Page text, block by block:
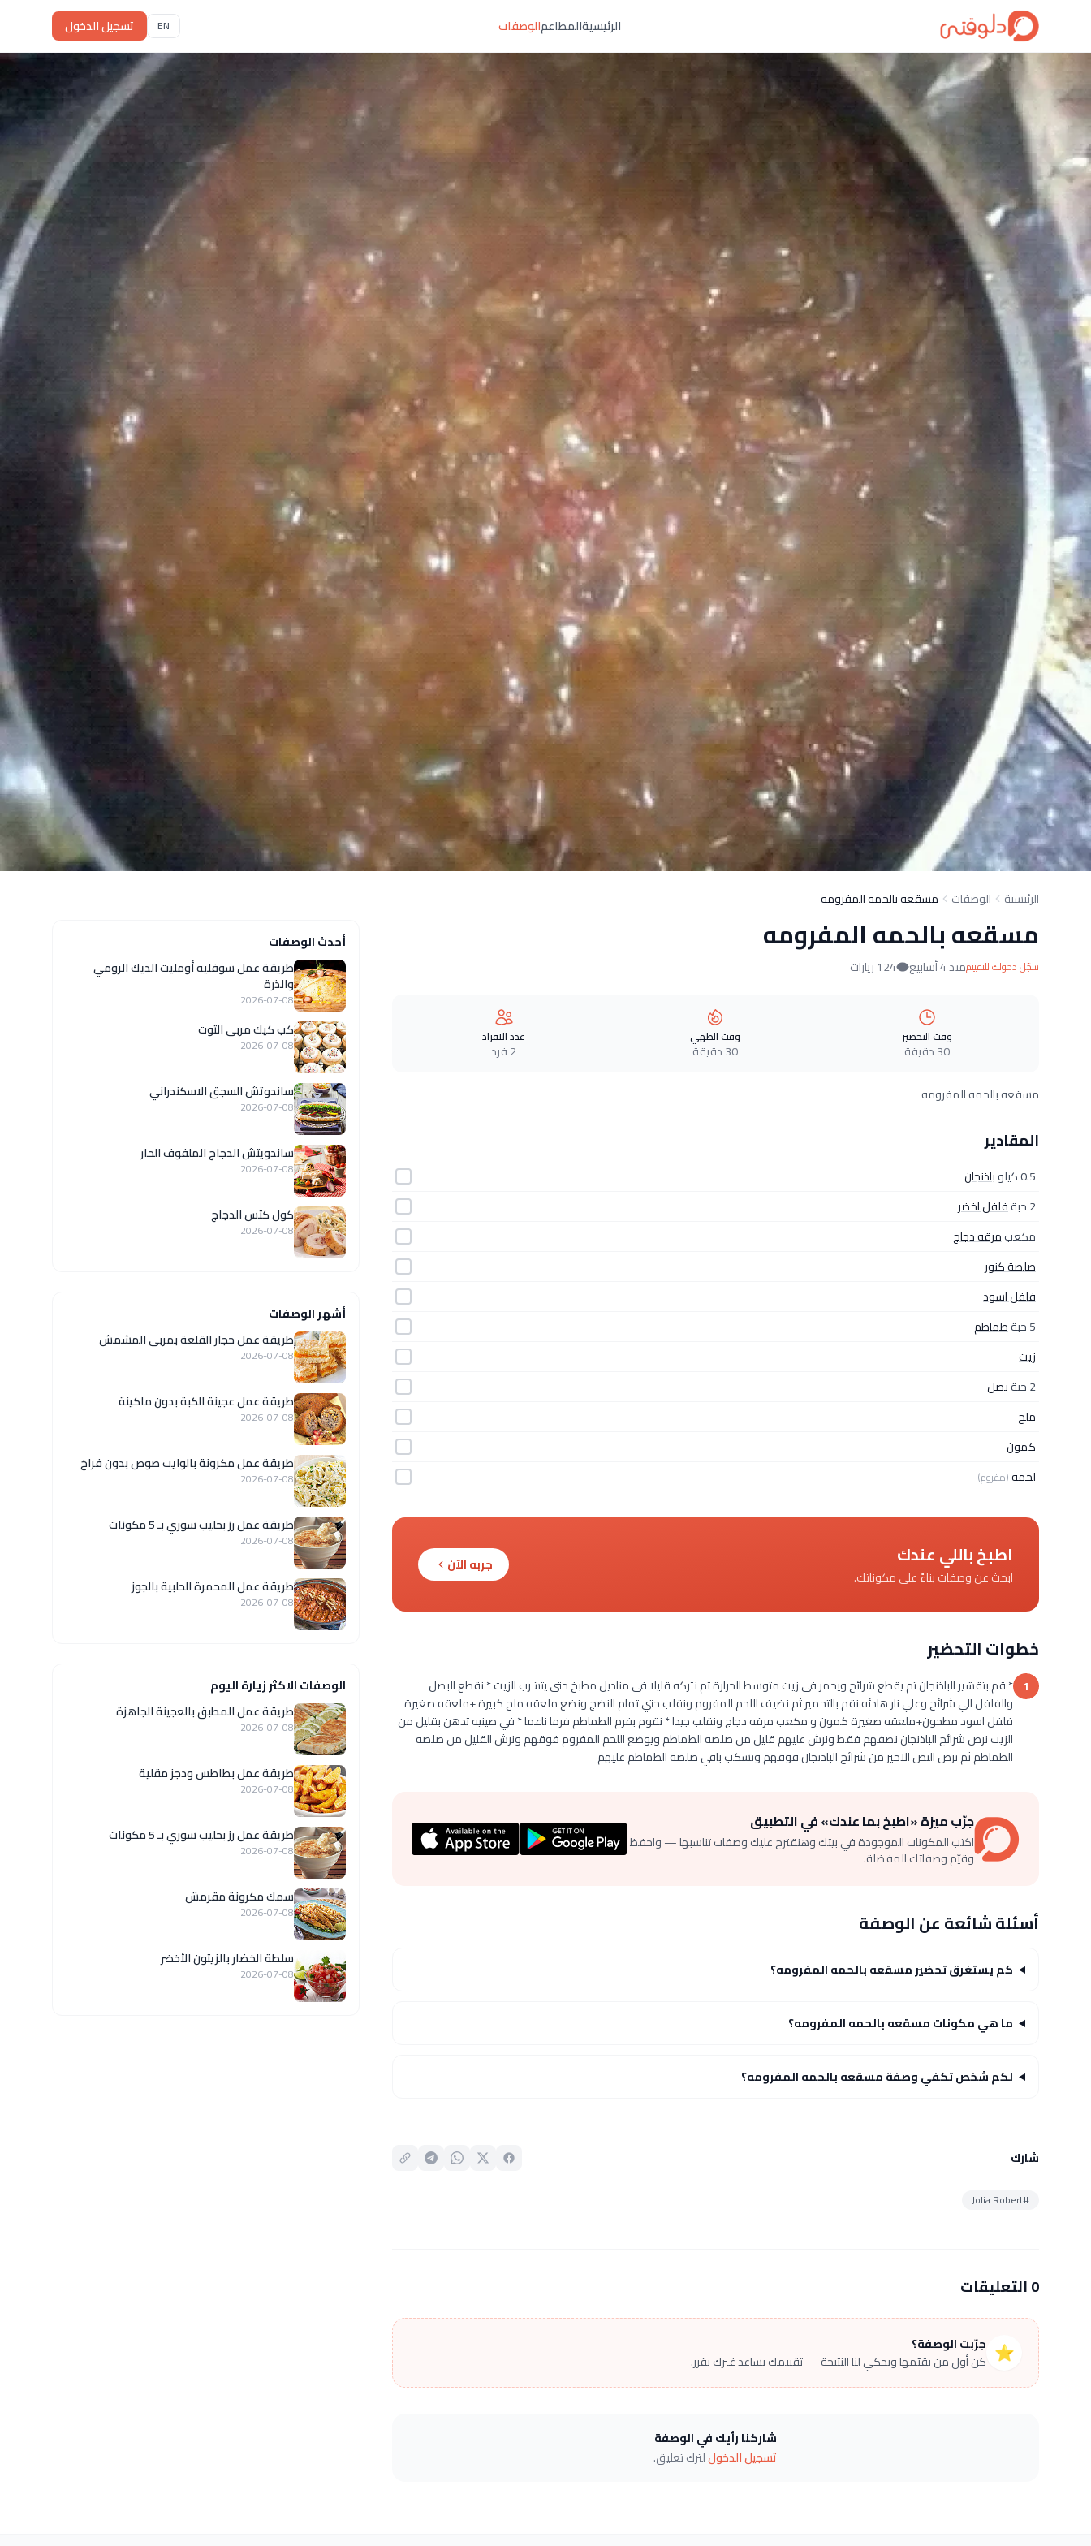
الرئيسيةالمطاعمالوصفات EN تسجيل الدخول
الرئيسية الوصفات مسقعه بالحمه المفرومه
مسقعه بالحمه المفرومه
سجّل دخولك للتقييممنذ 4 أسابيع 124 زيارات
وقت التحضير
30 دقيقة
وقت الطهي
30 دقيقة
عدد الافراد
2 فرد
مسقعه بالحمه المفرومه
المقادير
0.5 كيلو
باذنجان
2 حبة
فلفل اخضر
مكعبمرقه دجاج
صلصة كنور
فلفل اسود
5 حبة
طماطم
زيت
2 حبة
بصل
ملح
كمون
لحمة(مفروم)
اطبخ باللي عندك
ابحث عن وصفات بناءً على مكوناتك.
جربه الآن
خطوات التحضير
1 * قم بتقشير الباذنجان ثم يقطع شرائح ويحمر في زيت متوسط الحرارة ثم نتركه قليلا في مناديل مطبخ حتي يتشرب الزيت * نقطع البصل
والفلفل الي شرائح وعلي نار هادئه نقم بالتحمير ثم نضيف اللحم المفروم ونقلب حتي تمام النضج ونضع ملعقه ملح كبيرة +ملعقه صغيرة
فلفل اسود مطحون+ملعقه صغيرة كمون و مكعب مرقه دجاج ونقلب جيدا * نقوم بفرم الطماطم فرما ناعما * في صينيه تدهن بقليل من
الزيت نرص شرائح الباذنجان نصفهم فقط ونرش عليهم قليل من صلصه الطماطم ويوضع اللحم المفروم فوقهم ونرش القليل من صلصه
الطماطم ثم نرص النص الاخير من شرائح الباذنجان فوقهم ونسكب باقي صلصه الطماطم عليهم
جرّب ميزة «اطبخ بما عندك» في التطبيق
اكتب المكونات الموجودة في بيتك وهنقترح عليك وصفات تناسبها — واحفظ
وقيّم وصفاتك المفضلة.
أسئلة شائعة عن الوصفة
كم يستغرق تحضير مسقعه بالحمه المفرومه؟
ما هي مكونات مسقعه بالحمه المفرومه؟
لكم شخص تكفي وصفة مسقعه بالحمه المفرومه؟
شارك
#Jolia Robert
0 التعليقات
⭐ جرّبت الوصفة؟
كن أول من يقيّمها ويحكي لنا النتيجة — تقييمك يساعد غيرك يقرر.
شاركنا رأيك في الوصفة
تسجيل الدخوللترك تعليق.
أحدث الوصفات
طريقة عمل سوفليه أومليت الديك الرومي
والذرة
2026-07-08
كب كيك مربى التوت
2026-07-08
ساندوتش السجق الاسكندراني
2026-07-08
ساندويتش الدجاج الملفوف الحار
2026-07-08
كول كتس الدجاج
2026-07-08
أشهر الوصفات
طريقة عمل حجار القلعة بمربى المشمش
2026-07-08
طريقة عمل عجينة الكبة بدون ماكينة
2026-07-08
طريقة عمل مكرونة بالوايت صوص بدون فراخ
2026-07-08
طريقة عمل رز بحليب سوري بـ 5 مكونات
2026-07-08
طريقة عمل المحمرة الحلبية بالجوز
2026-07-08
الوصفات الاكثر زيارة اليوم
طريقة عمل المطبق بالعجينة الجاهزة
2026-07-08
طريقة عمل بطاطس ودجز مقلية
2026-07-08
طريقة عمل رز بحليب سوري بـ 5 مكونات
2026-07-08
سمك مكرونة مقرمش
2026-07-08
سلطة الخضار بالزيتون الأخضر
2026-07-08